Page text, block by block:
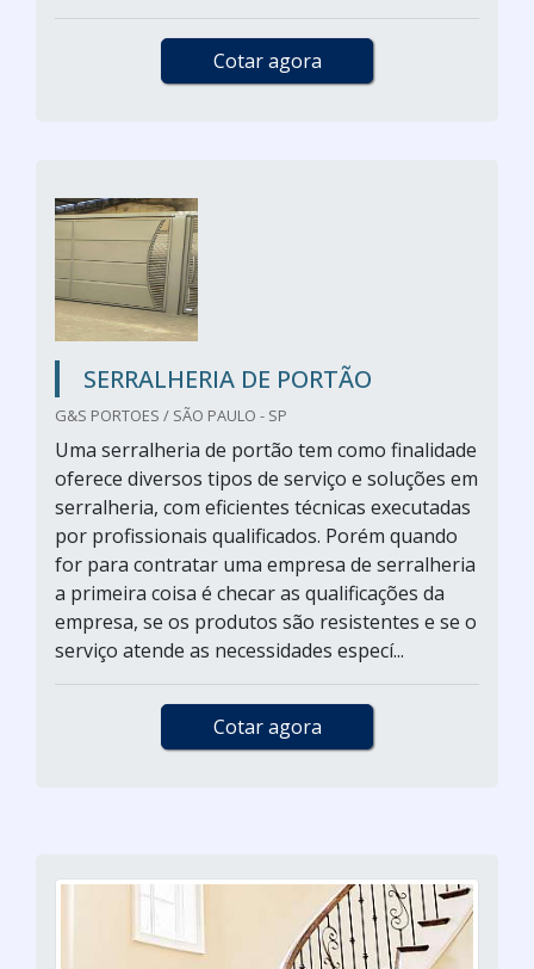
Cotar agora
SERRALHERIA DE PORTÃO
G&S PORTOES / SÃO PAULO - SP
Uma serralheria de portão tem como finalidade
oferece diversos tipos de serviço e soluções em
serralheria, com eficientes técnicas executadas
por profissionais qualificados. Porém quando
for para contratar uma empresa de serralheria
a primeira coisa é checar as qualificações da
empresa, se os produtos são resistentes e se o
serviço atende as necessidades especí...
Cotar agora